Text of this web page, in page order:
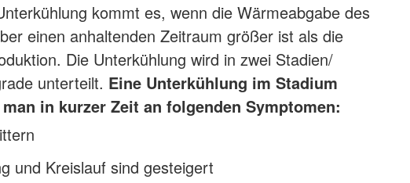
kommt es, wenn die Wärmeabgabe des
einen anhaltenden Zeitraum größer ist als die
Die Unterkühlung wird in zwei Stadien/
unterteilt. Eine Unterkühlung im Stadium
in kurzer Zeit an folgenden Symptomen:
und Kreislauf sind gesteigert